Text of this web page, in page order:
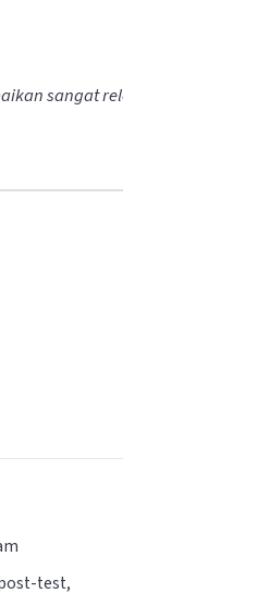
sangat relevan dengan
test,